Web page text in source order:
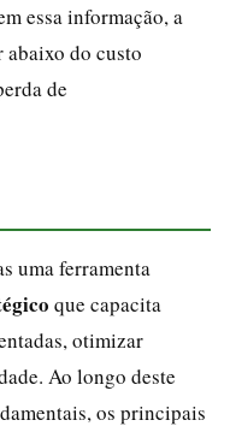
essa informação, a
abaixo do custo
de
uma ferramenta
que capacita
otimizar
Ao longo deste
os principais